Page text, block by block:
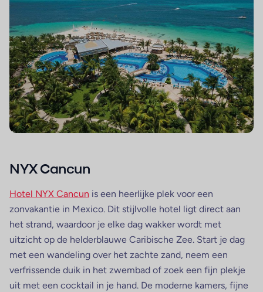
NYX Cancun
Hotel NYX Cancun is een heerlijke plek voor een
zonvakantie in Mexico. Dit stijlvolle hotel ligt direct aan
het strand, waardoor je elke dag wakker wordt met
uitzicht op de helderblauwe Caribische Zee. Start je dag
met een wandeling over het zachte zand, neem een
verfrissende duik in het zwembad of zoek een fijn plekje
uit met een cocktail in je hand. De moderne kamers, fijne